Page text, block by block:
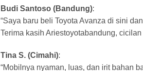
Budi Santoso (Bandung):
“Saya baru beli Toyota Avanza di sini
Terima kasih Ariestoyotabandung,
Tina S. (Cimahi):
“Mobilnya nyaman, luas, dan irit bahan